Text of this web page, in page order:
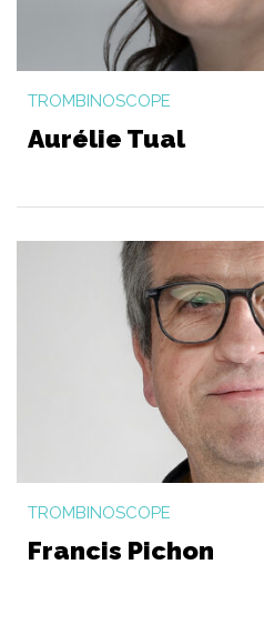
TROMBINOSCOPE
Aurélie Tual
TROMBINOSCOPE
Francis Pichon